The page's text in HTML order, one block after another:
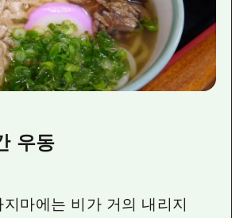
우동
마에는 비가 거의 내리지